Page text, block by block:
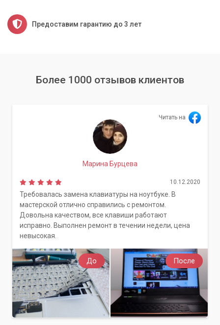
Предоставим гарантию до 3 лет
Более 1000 отзывов клиентов
До После
Читать на
Марина Бурцева
10.12.2020
Требовалась замена клавиатуры на ноутбуке. В
мастерской отлично справились с ремонтом.
Довольна качеством, все клавиши работают
исправно. Выполнен ремонт в течении недели, цена
невысокая.